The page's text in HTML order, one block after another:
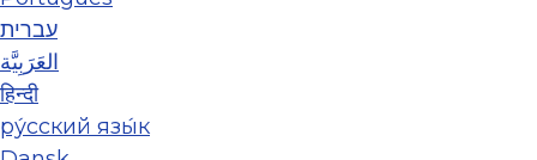
עברית
العَرَبِيَّة
हिन्दी
ру́сский язы́к